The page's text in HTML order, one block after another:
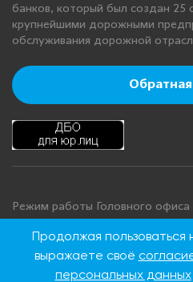
банков, который был создан 25
крупнейшими дорожными
обслуживания дорожной
Обратная
Режим работы Головного офиса
Понедельник - четверг: с 9:00
18:00
Продолжая
выражаете своё
персональных данных